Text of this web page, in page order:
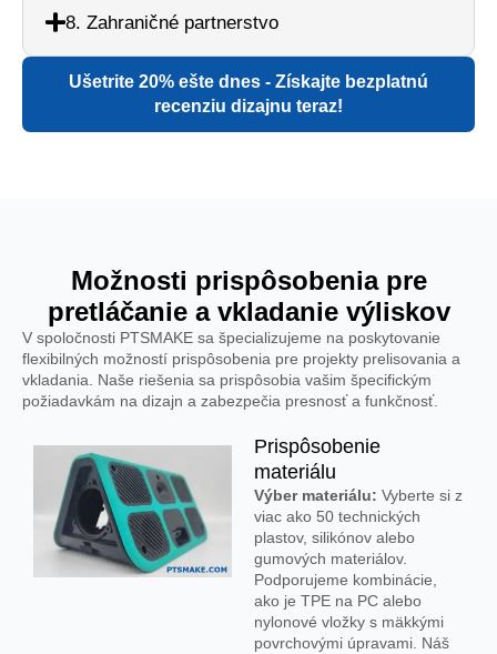
8. Zahraničné partnerstvo
Ušetrite 20% ešte dnes - Získajte bezplatnú
recenziu dizajnu teraz!
Možnosti prispôsobenia pre
pretláčanie a vkladanie výliskov
V spoločnosti PTSMAKE sa špecializujeme na poskytovanie
flexibilných možností prispôsobenia pre projekty prelisovania a
vkladania. Naše riešenia sa prispôsobia vašim špecifickým
požiadavkám na dizajn a zabezpečia presnosť a funkčnosť.
Prispôsobenie
materiálu
Výber materiálu: Vyberte si z
viac ako 50 technických
plastov, silikónov alebo
gumových materiálov.
Podporujeme kombinácie,
ako je TPE na PC alebo
nylonové vložky s mäkkými
povrchovými úpravami. Náš